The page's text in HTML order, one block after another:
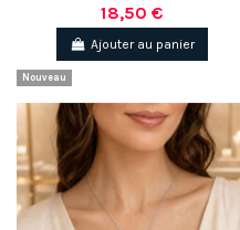
18,50 €
Ajouter au panier
Nouveau